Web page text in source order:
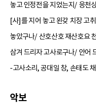
놓고 인정전을 지었는지/ 응천
[사]를 지어 놓고 왼갖 치장 고
놓았구나/ 산호산호 재산호요
삼겨 드리자 고사로구나/ 안어
-고사소리, 공대일 창, 손태도
악보